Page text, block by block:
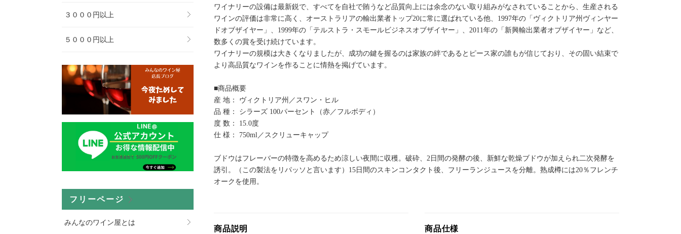
ワイナリーの設備は最新鋭で、すべてを自社で賄うなど品質向上には余念のない取り組みがなされていることから、生産される
ワインの評価は非常に高く、オーストラリアの輸出業者トップ20に常に選ばれている他、1997年の「ヴィクトリア州ヴィンヤー
ドオブザイヤー」、1999年の「テルストラ・スモールビジネスオブザイヤー」、2011年の「新興輸出業者オブザイヤー」など、
数多くの賞を受け続けています。
ワイナリーの規模は大きくなりましたが、成功の鍵を握るのは家族の絆であるとピース家の誰もが信じており、その固い結束で
より高品質なワインを作ることに情熱を掲げています。
■商品概要
産 地： ヴィクトリア州／スワン・ヒル
品 種： シラーズ 100パーセント（赤／フルボディ）
度 数： 15.0度
仕 様： 750ml／スクリューキャップ
ブドウはフレーバーの特徴を高めるため涼しい夜間に収穫。破砕、2日間の発酵の後、新鮮な乾燥ブドウが加えられ二次発酵を
誘引。（この製法をリパッソと言います）15日間のスキンコンタクト後、フリーランジュースを分離。熟成樽には20％フレンチ
オークを使用。
商品説明 商品仕様
３０００円以上
５０００円以上
フリーページ
みんなのワイン屋とは